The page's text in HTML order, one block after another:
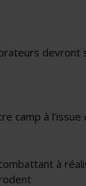
camp à
à